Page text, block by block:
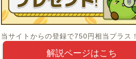
当サイトからの登録で750円相当プラス！
解説ページはこち